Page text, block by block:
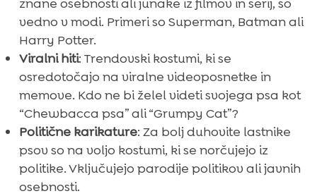
vedno v modi. Primeri so Superman, Batman ali
Harry Potter.
Viralni hiti: Trendovski kostumi, ki se
osredotočajo na viralne videoposnetke in
memove. Kdo ne bi želel videti svojega psa kot
“Chewbacca psa” ali “Grumpy Cat”?
Politične karikature: Za bolj duhovite lastnike
psov so na voljo kostumi, ki se norčujejo iz
politike. Vključujejo parodije politikov ali javnih
osebnosti.